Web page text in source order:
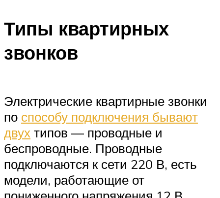
Типы квартирных
звонков
Электрические квартирные звонки
по способу подключения бывают
двух типов — проводные и
беспроводные. Проводные
подключаются к сети 220 В, есть
модели, работающие от